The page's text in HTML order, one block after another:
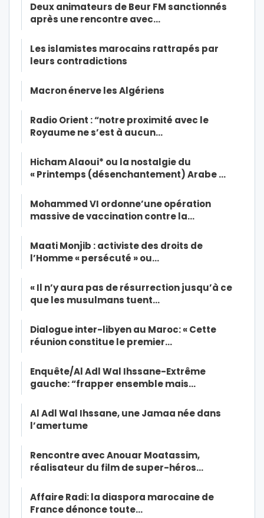
Deux animateurs de Beur FM sanctionnés
après une rencontre avec…
Les islamistes marocains rattrapés par
leurs contradictions
Macron énerve les Algériens
Radio Orient : “notre proximité avec le
Royaume ne s’est à aucun…
Hicham Alaoui* ou la nostalgie du
« Printemps (désenchantement) Arabe …
Mohammed VI ordonne’une opération
massive de vaccination contre la…
Maati Monjib : activiste des droits de
l’Homme « persécuté » ou…
« Il n’y aura pas de résurrection jusqu’à ce
que les musulmans tuent…
Dialogue inter-libyen au Maroc: « Cette
réunion constitue le premier…
Enquête/Al Adl Wal Ihssane-Extrême
gauche: “frapper ensemble mais…
Al Adl Wal Ihssane, une Jamaa née dans
l’amertume
Rencontre avec Anouar Moatassim,
réalisateur du film de super-héros…
Affaire Radi: la diaspora marocaine de
France dénonce toute…